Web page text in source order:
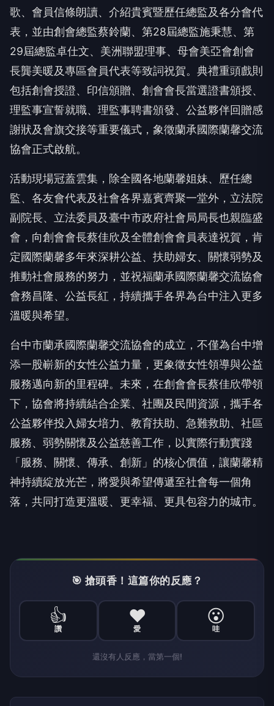
歌、會員信條朗讀、介紹貴賓暨歷任總監及各分會代
表，並由創會總監蔡鈴蘭、第28屆總監施秉慧、第
29屆總監卓仕文、美洲聯盟理事、母會美亞會創會
長龔美暖及專區會員代表等致詞祝賀。典禮重頭戲則
包括創會授證、印信頒贈、創會會長當選證書頒授、
理監事宣誓就職、理監事聘書頒發、公益夥伴回贈感
謝狀及會旗交接等重要儀式，象徵蘭承國際蘭馨交流
協會正式啟航。
活動現場冠蓋雲集，除全國各地蘭馨姐妹、歷任總
監、各友會代表及社會各界嘉賓齊聚一堂外，立法院
副院長、立法委員及臺中市政府社會局局長也親臨盛
會，向創會會長蔡佳欣及全體創會會員表達祝賀，肯
定國際蘭馨多年來深耕公益、扶助婦女、關懷弱勢及
推動社會服務的努力，並祝福蘭承國際蘭馨交流協會
會務昌隆、公益長紅，持續攜手各界為台中注入更多
溫暖與希望。
台中市蘭承國際蘭馨交流協會的成立，不僅為台中增
添一股嶄新的女性公益力量，更象徵女性領導與公益
服務邁向新的里程碑。未來，在創會會長蔡佳欣帶領
下，協會將持續結合企業、社團及民間資源，攜手各
公益夥伴投入婦女培力、教育扶助、急難救助、社區
服務、弱勢關懷及公益慈善工作，以實際行動實踐
「服務、關懷、傳承、創新」的核心價值，讓蘭馨精
神持續綻放光芒，將愛與希望傳遞至社會每一個角
落，共同打造更溫暖、更幸福、更具包容力的城市。
🎯 搶頭香！這篇你的反應？
👍
讚
❤️
愛
😮
哇
還沒有人反應，當第一個!